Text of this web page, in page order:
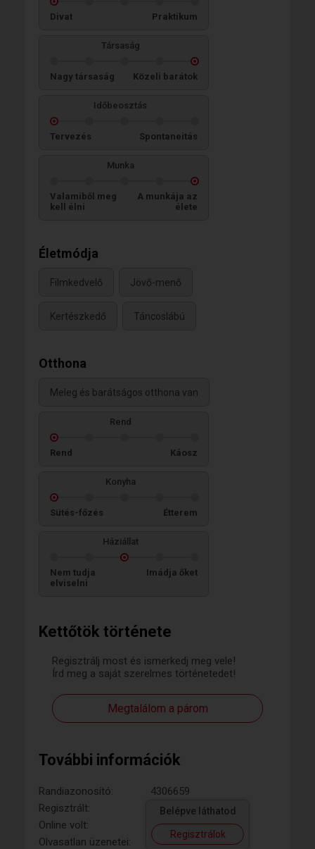
Kettőtök története
Regisztrálj most és ismerkedj meg vele!
Írd meg a saját szerelmes történetedet!
Megtalálom a párom
További információk
Randiazonosító:
4306659
Regisztrált:
Online volt:
Olvasatlan üzenetei:
Belépve láthatod
Regisztrálok
Divat Praktikum
Társaság
Nagy társaság Közeli barátok
Időbeosztás
Tervezés Spontaneitás
Munka
Valamiből meg
kell élni
A munkája az
élete
Életmódja
Filmkedvelő Jövő-menő
Kertészkedő Táncoslábú
Otthona
Meleg és barátságos otthona van
Rend
Rend Káosz
Konyha
Sütés-főzés Étterem
Háziállat
Nem tudja
elviselni
Imádja őket